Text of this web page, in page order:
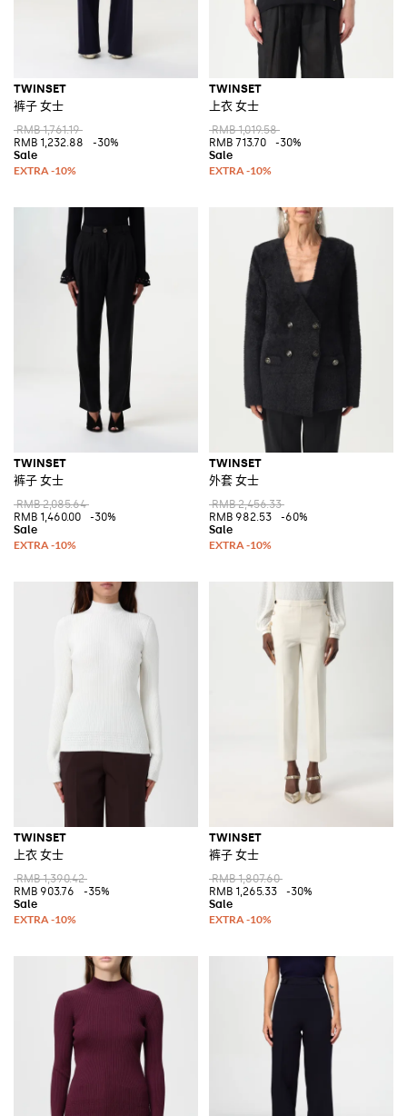
TWINSET
裤子 女士
RMB 1,761.19
RMB 1,232.88
-30%
TWINSET
上衣 女士
RMB 1,019.58
RMB 713.70
-30%
TWINSET
裤子 女士
RMB 2,085.64
RMB 1,460.00
-30%
TWINSET
外套 女士
RMB 2,456.33
RMB 982.53
-60%
TWINSET
上衣 女士
RMB 1,390.42
RMB 903.76
-35%
TWINSET
裤子 女士
RMB 1,807.60
RMB 1,265.33
-30%